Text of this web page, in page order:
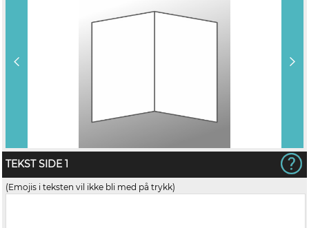
TEKST SIDE 1
(Emojis i teksten vil ikke bli med på trykk)